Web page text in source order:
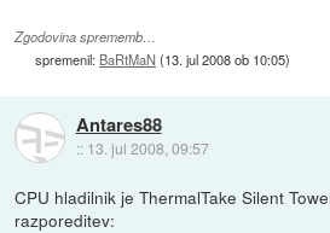
Zgodovina sprememb…
spremenil: BaRtMaN(13. jul 2008 ob 10:05)
Antares88
:: 13. jul 2008, 09:57
CPU hladilnik je ThermalTake Silent
razporeditev: